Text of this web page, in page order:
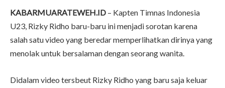
KABARMUARATEWEH.ID – Kapten Timnas Indonesia
U23, Rizky Ridho baru-baru ini menjadi sorotan karena
salah satu video yang beredar memperlihatkan dirinya yang
menolak untuk bersalaman dengan seorang wanita.
Didalam video tersbeut Rizky Ridho yang baru saja keluar